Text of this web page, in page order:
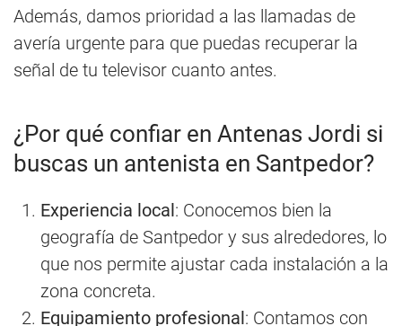
Además, damos prioridad a las llamadas de
avería urgente para que puedas recuperar la
señal de tu televisor cuanto antes.
¿Por qué confiar en Antenas Jordi si
buscas un antenista en Santpedor?
Experiencia local: Conocemos bien la
geografía de Santpedor y sus alrededores, lo
que nos permite ajustar cada instalación a la
zona concreta.
Equipamiento profesional: Contamos con